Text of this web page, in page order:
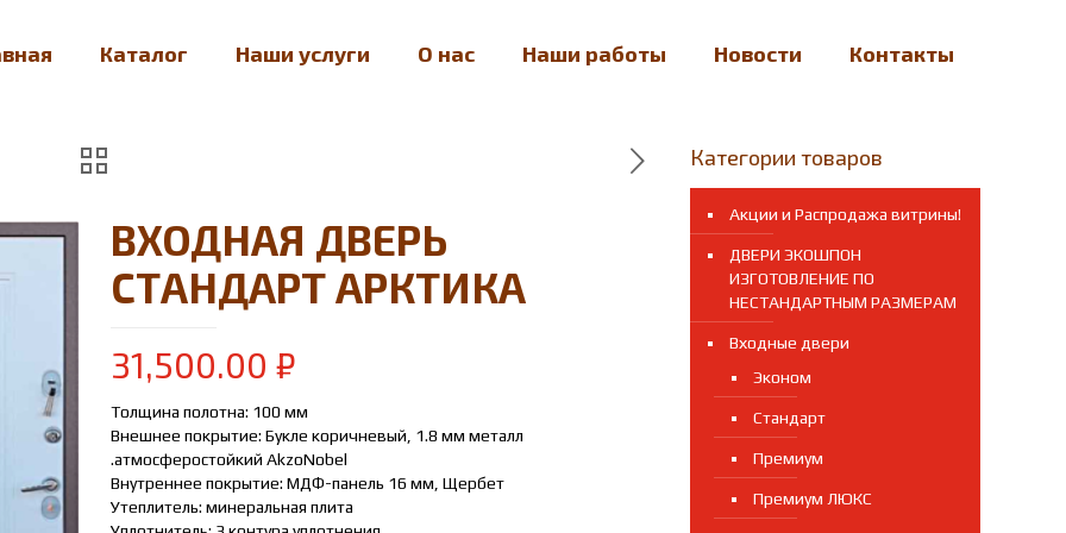
Каталог Наши услуги О нас Наши работы Новости Контакты
ВХОДНАЯ ДВЕРЬ
СТАНДАРТ АРКТИКА
31,500.00₽
Толщина полотна: 100 мм
Внешнее покрытие: Букле коричневый, 1.8 мм металл
.атмосферостойкий AkzoNobel
Внутреннее покрытие: МДФ-панель 16 мм, Щербет
Утеплитель: минеральная плита
Категории товаров
Акции и Распродажа витрины!
ДВЕРИ ЭКОШПОН
ИЗГОТОВЛЕНИЕ ПО
НЕСТАНДАРТНЫМ РАЗМЕРАМ
Входные двери
Эконом
Стандарт
Премиум
Премиум ЛЮКС